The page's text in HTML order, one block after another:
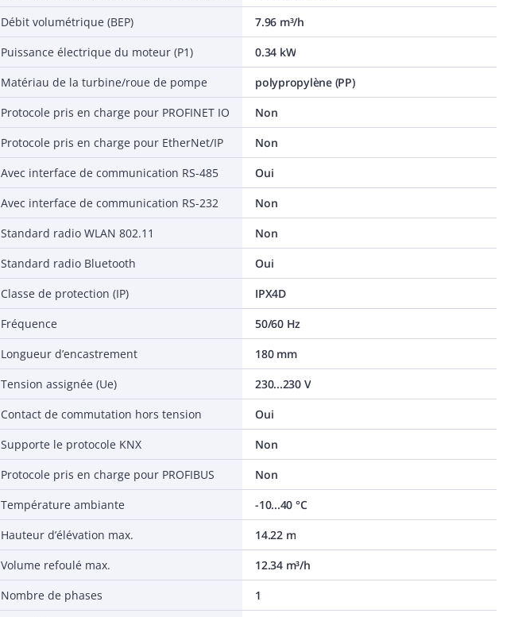
Débit volumétrique (BEP)
7.96 m³/h
Puissance électrique du moteur (P1)
0.34 kW
Matériau de la turbine/roue de pompe
polypropylène (PP)
Protocole pris en charge pour PROFINET IO
Non
Protocole pris en charge pour EtherNet/IP
Non
Avec interface de communication RS-485
Oui
Avec interface de communication RS-232
Non
Standard radio WLAN 802.11
Non
Standard radio Bluetooth
Oui
Classe de protection (IP)
IPX4D
Fréquence
50/60 Hz
Longueur d’encastrement
180 mm
Tension assignée (Ue)
230...230 V
Contact de commutation hors tension
Oui
Supporte le protocole KNX
Non
Protocole pris en charge pour PROFIBUS
Non
Température ambiante
-10...40 °C
Hauteur d’élévation max.
14.22 m
Volume refoulé max.
12.34 m³/h
Nombre de phases
1